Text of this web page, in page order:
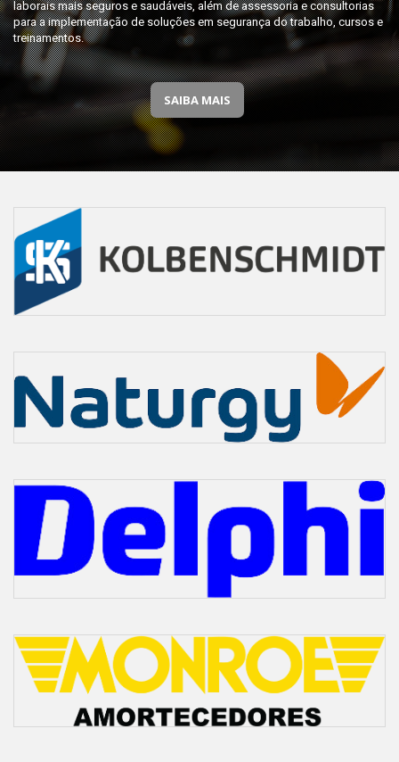
laborais mais seguros e saudáveis, além de assessoria e consultorias
para a implementação de soluções em segurança do trabalho, cursos e
treinamentos.
SAIBA MAIS